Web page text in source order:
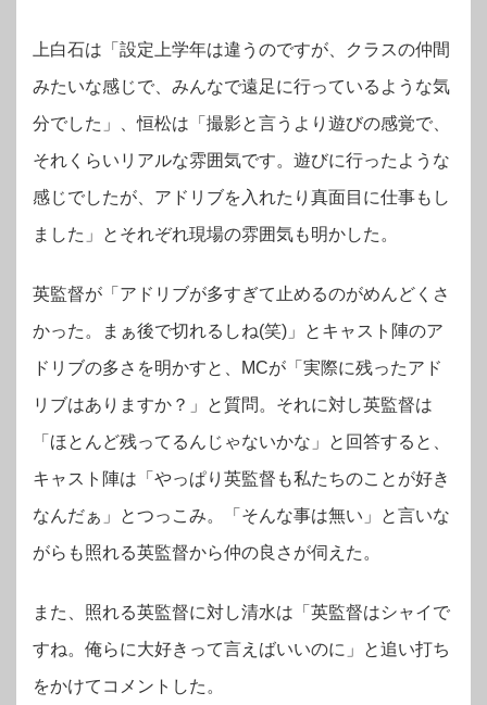
上白石は「設定上学年は違うのですが、クラスの仲間
みたいな感じで、みんなで遠足に行っているような気
分でした」、恒松は「撮影と言うより遊びの感覚で、
それくらいリアルな雰囲気です。遊びに行ったような
感じでしたが、アドリブを入れたり真面目に仕事もし
ました」
とそれぞれ現場の雰囲気も明かした。
英監督が「アドリブが多すぎて止めるのがめんどくさ
かった。まぁ後で切れるしね(笑)」とキャスト陣のア
ドリブの多さを明かすと、MCが「 実際に残ったアド
リブはありますか？」と質問。それに対し英監督は
「ほとんど残ってるんじゃないかな」と回答すると、
キャスト陣は「やっぱり英監督も私たちのことが好き
なんだぁ」とつっこみ。「そんな事は無い」と言いな
がらも照れる英監督から仲の良さが伺えた。
また、照れる英監督に対し清水は「英監督はシャイで
すね。俺らに大好きって言えばいいのに」と追い打ち
をかけてコメントした。